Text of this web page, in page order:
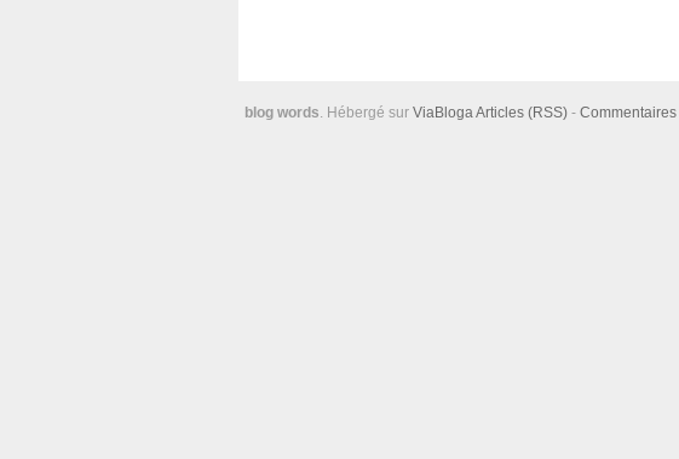
blog words . Hébergé sur ViaBloga Articles (RSS) -